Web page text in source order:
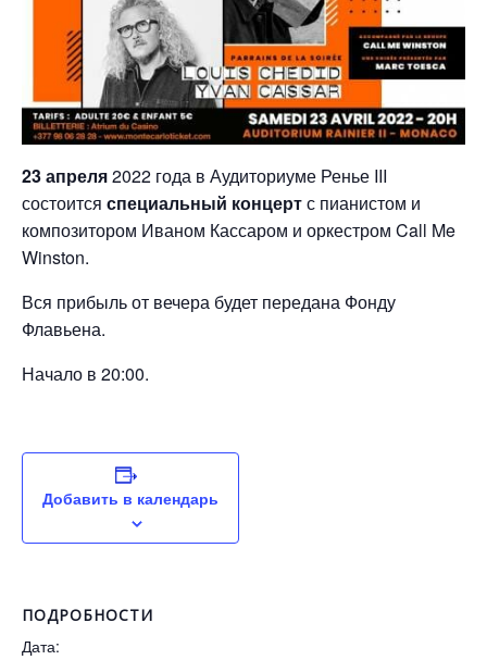
23 апреля2022 года в Аудиториуме Ренье III
состоится специальный концертс пианистом и
композитором Иваном Кассаром и оркестром Call Me
Winston.
Вся прибыль от вечера будет передана Фонду
Флавьена.
Начало в 20:00.
Добавить в календарь
ПОДРОБНОСТИ
Дата: